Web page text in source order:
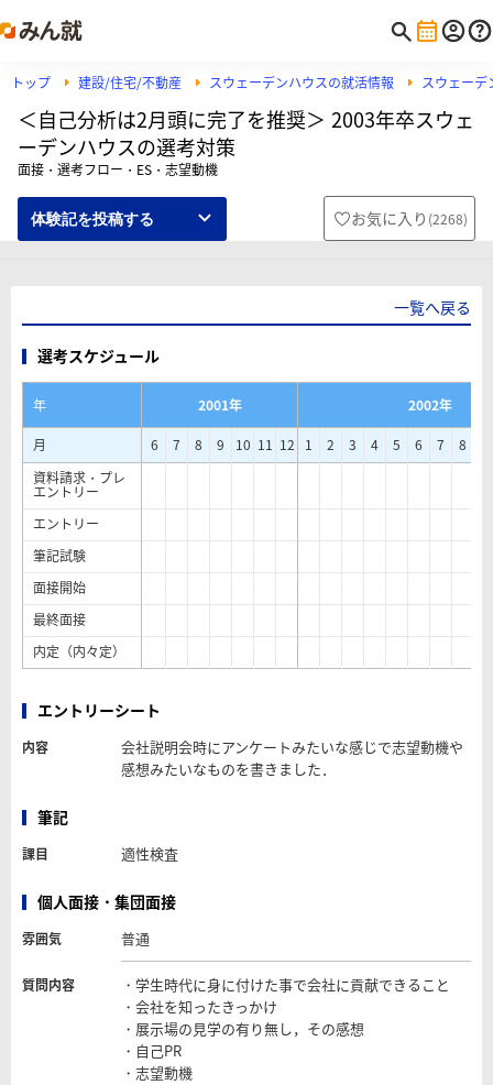
トップ 建設/住宅/不動産 スウェーデンハウスの就活情報 スウェーデ
＜自己分析は2月頭に完了を推奨＞ 2003年卒スウェ
ーデンハウスの選考対策
面接・選考フロー・ES・志望動機
体験記を投稿する お気に入り (2268)
一覧へ戻る
選考スケジュール
年 2001年
2002年
月
6 7 8 9 10 11 12 1 2 3 4 5 6 7 8
資料請求・プレ
エントリー
エントリー
筆記試験
面接開始
最終面接
内定（内々定）
エントリーシート
内容
会社説明会時にアンケートみたいな感じで志望動機や
感想みたいなものを書きました．
筆記
課目 適性検査
個人面接・集団面接
雰囲気 普通
質問内容
・学生時代に身に付けた事で会社に貢献できること
・会社を知ったきっかけ
・展示場の見学の有り無し，その感想
・自己PR
・志望動機